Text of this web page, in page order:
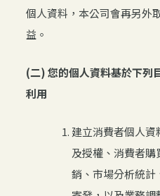
個人資料，本公司會再另外
益。
(二) 您的個人資料基於下列
利用
建立消費者個人資
及授權、消費者
銷、市場分析統